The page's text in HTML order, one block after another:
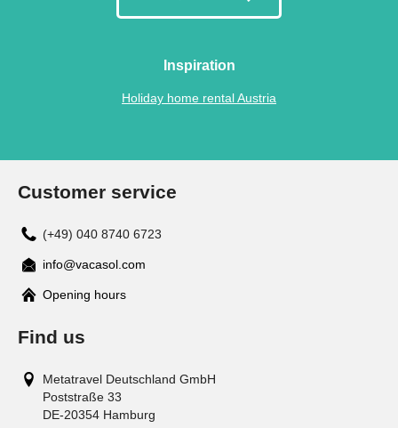
Inspiration
Holiday home rental Austria
Customer service
(+49) 040 8740 6723
info@vacasol.com
Opening hours
Find us
Metatravel Deutschland GmbH
Poststraße 33
DE-20354 Hamburg